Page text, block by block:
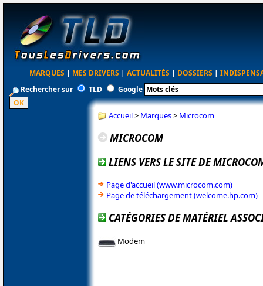
MARQUES | MES DRIVERS | ACTUALITÉS | DOSSIERS |
Rechercher sur
TLD Google
Accueil> Marques> Microcom
MICROCOM
LIENS VERS LE SITE DE
Page d'accueil (www.microcom.com)
Page de téléchargement (welcome.hp.com)
CATÉGORIES DE MATÉRIEL
Modem